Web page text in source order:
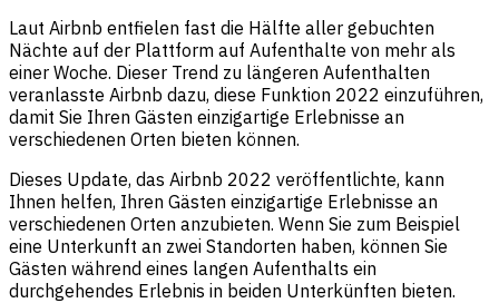
Laut Airbnb entfielen fast die Hälfte aller gebuchten
Nächte auf der Plattform auf Aufenthalte von mehr als
einer Woche. Dieser Trend zu längeren Aufenthalten
veranlasste Airbnb dazu, diese Funktion 2022 einzuführen,
damit Sie Ihren Gästen einzigartige Erlebnisse an
verschiedenen Orten bieten können.
Dieses Update, das Airbnb 2022 veröffentlichte, kann
Ihnen helfen, Ihren Gästen einzigartige Erlebnisse an
verschiedenen Orten anzubieten. Wenn Sie zum Beispiel
eine Unterkunft an zwei Standorten haben, können Sie
Gästen während eines langen Aufenthalts ein
durchgehendes Erlebnis in beiden Unterkünften bieten.